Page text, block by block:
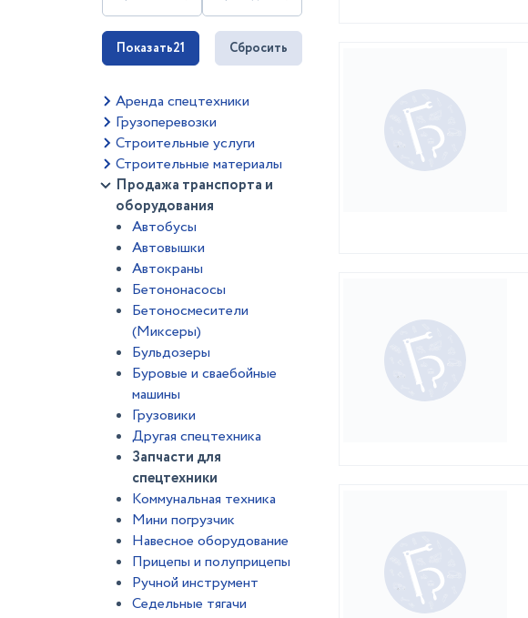
Показать21 Сбросить
Аренда спецтехники
Грузоперевозки
Строительные услуги
Строительные материалы
Продажа транспорта и
оборудования
Автобусы
Автовышки
Автокраны
Бетононасосы
Бетоносмесители
(Миксеры)
Бульдозеры
Буровые и сваебойные
машины
Грузовики
Другая спецтехника
Запчасти для
спецтехники
Коммунальная техника
Мини погрузчик
Навесное оборудование
Прицепы и полуприцепы
Ручной инструмент
Седельные тягачи